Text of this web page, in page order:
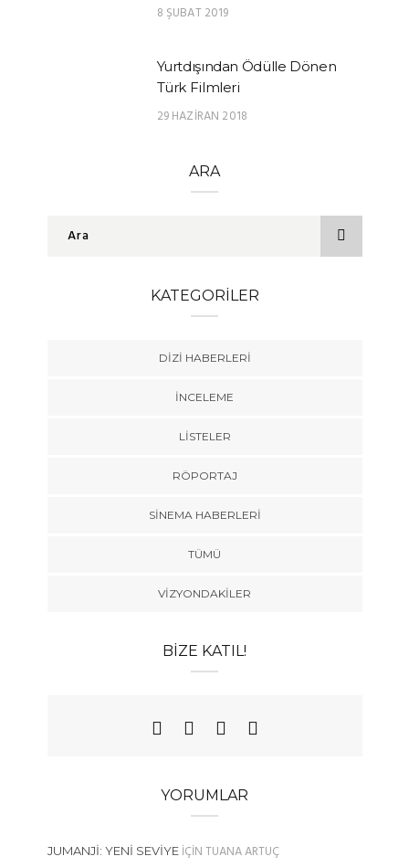
8 ŞUBAT 2019
Yurtdışından Ödülle Dönen
Türk Filmleri
29 HAZIRAN 2018
ARA
KATEGORILER
DIZI HABERLERI
İNCELEME
LISTELER
RÖPORTAJ
SINEMA HABERLERI
TÜMÜ
VIZYONDAKILER
BIZE KATIL!
YORUMLAR
JUMANJI: YENI SEVIYEIÇINTUANA ARTUÇ